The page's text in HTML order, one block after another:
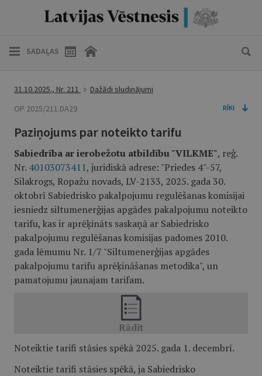
SADAĻAS
31.10.2025., Nr. 211
Dažādi sludinājumi
OP 2025/211.DA29
RĪKI
Paziņojums par noteikto tarifu
Sabiedrība ar ierobežotu atbildību "VILKME", reģ.
Nr. 40103073411, juridiskā adrese: "Priedes 4"-57,
Silakrogs, Ropažu novads, LV-2133, 2025. gada 30.
oktobrī Sabiedrisko pakalpojumu regulēšanas komisijai
iesniedz siltumenerģijas apgādes pakalpojumu noteikto
tarifu, kas ir aprēķināts saskaņā ar Sabiedrisko
pakalpojumu regulēšanas komisijas padomes 2010.
gada lēmumu Nr. 1/7 "Siltumenerģijas apgādes
pakalpojumu tarifu aprēķināšanas metodika", un
pamatojumu jaunajam tarifam.
Noteiktie tarifi stāsies spēkā 2025. gada 1. decembrī.
Noteiktie tarifi stāsies spēkā, ja Sabiedrisko